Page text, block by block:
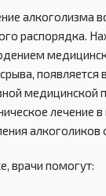
алкоголизма
распорядка.
медицинской
лечение
алкоголиков
врачи помогут: